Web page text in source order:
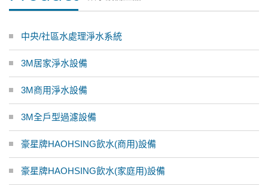
中央/社區水處理淨水系統
3M居家淨水設備
3M商用淨水設備
3M全戶型過濾設備
豪星牌HAOHSING飲水(商用)設備
豪星牌HAOHSING飲水(家庭用)設備